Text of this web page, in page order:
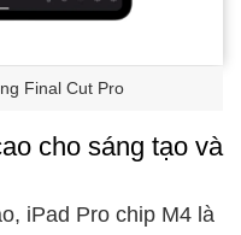
Final Cut Pro
cho sáng tạo và
iPad Pro chip M4 là